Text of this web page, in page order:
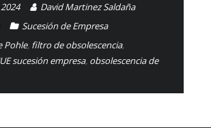
David Martinez Saldaña
Sucesión de Empresa
Pohle, filtro de obsolescencia,
sucesión empresa, obsolescencia de